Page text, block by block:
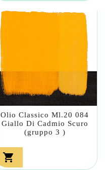
Olio Classico Ml.20 084
Giallo Di Cadmio Scuro
(gruppo 3 )
